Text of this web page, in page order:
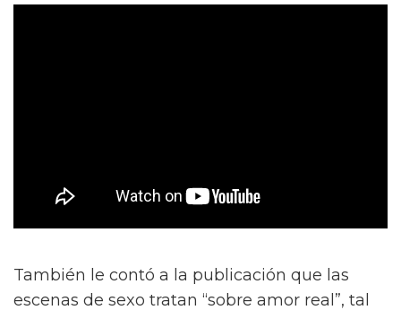
También le contó a la publicación que las
escenas de sexo tratan “sobre amor real”, tal